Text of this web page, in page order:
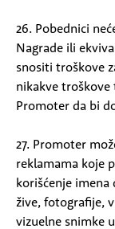
26. Pobednici
Nagrade ili
snositi troškove
nikakve
Promoter da bi
27. Promoter
reklamama koje
korišćenje
žive, fotografije,
vizuelne snimke